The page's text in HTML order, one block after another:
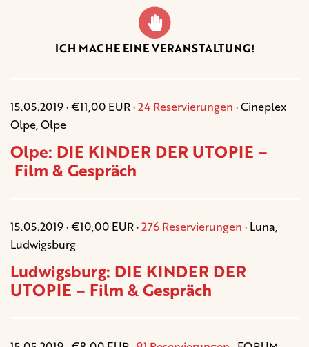
ICH MACHE EINE VERANSTALTUNG!
15.05.2019 · €11,00 EUR ·24 Reservierungen · Cineplex
Olpe, Olpe
Olpe: DIE KINDER DER UTOPIE –
Film & Gespräch
15.05.2019 · €10,00 EUR ·276 Reservierungen · Luna,
Ludwigsburg
Ludwigsburg: DIE KINDER DER
UTOPIE – Film & Gespräch